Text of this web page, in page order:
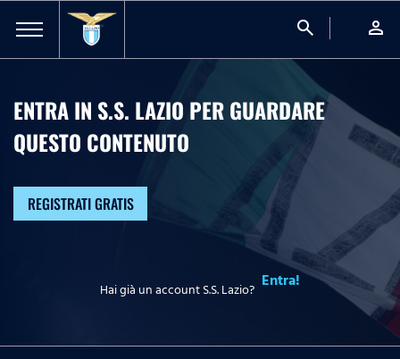
search person
ENTRA IN S.S. LAZIO PER GUARDARE
QUESTO CONTENUTO
REGISTRATI GRATIS
Hai già un account S.S. Lazio? Entra!